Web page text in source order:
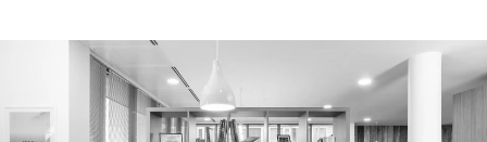
d'affaires
Bruxelles
Coworking
Ixelles